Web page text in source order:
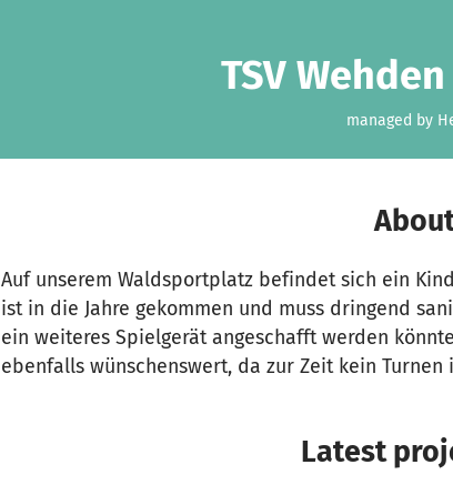
TSV
managed by
Auf unserem Waldsportplatz befindet sich ein
ist in die Jahre gekommen und muss dringend
ein weiteres Spielgerät angeschafft werden
ebenfalls wünschenswert, da zur Zeit kein
Latest